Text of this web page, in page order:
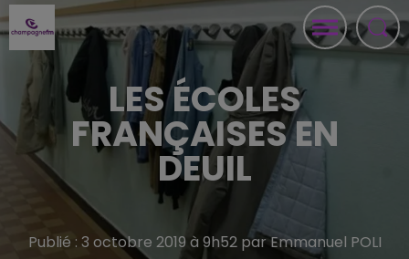
LES ÉCOLES
FRANÇAISES EN
DEUIL
Publié : 3 octobre 2019 à 9h52 par Emmanuel POLI